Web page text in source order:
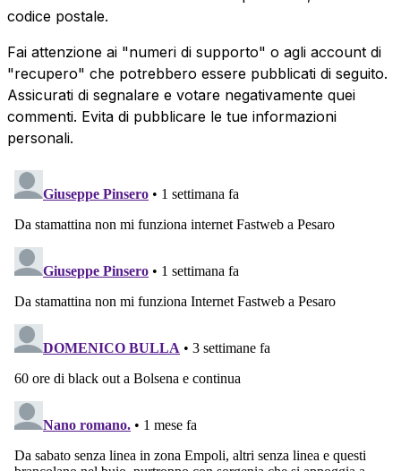
codice postale.
Fai attenzione ai "numeri di supporto" o agli account di
"recupero" che potrebbero essere pubblicati di seguito.
Assicurati di segnalare e votare negativamente quei
commenti. Evita di pubblicare le tue informazioni
personali.